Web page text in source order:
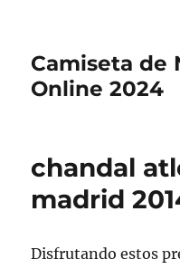
Camiseta de
Online 2024
chandal
madrid
Disfrutando estos